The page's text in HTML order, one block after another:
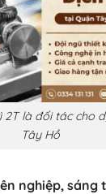
2T là đối tác cho
Tây Hồ
nghiệp, sáng